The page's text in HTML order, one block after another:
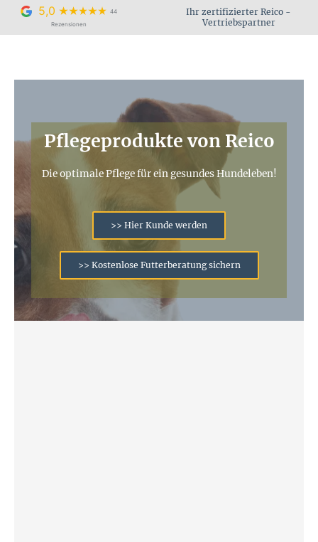
springen
5,0
44
Rezensionen
Ihr zertifizierter Reico -
Vertriebspartner
Pflegeprodukte von Reico
Die optimale Pflege für ein gesundes Hundeleben!
>> Hier Kunde werden
>> Kostenlose Futterberatung sichern